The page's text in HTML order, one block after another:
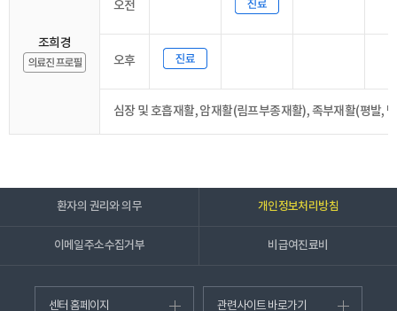
조희경
오전
오후
심장 및 호흡재활, 암재활(림프부종재활), 족부재활(평발,
환자의 권리와 의무 개인정보처리방침
이메일주소수집거부 비급여진료비
센터 홈페이지 관련사이트 바로가기